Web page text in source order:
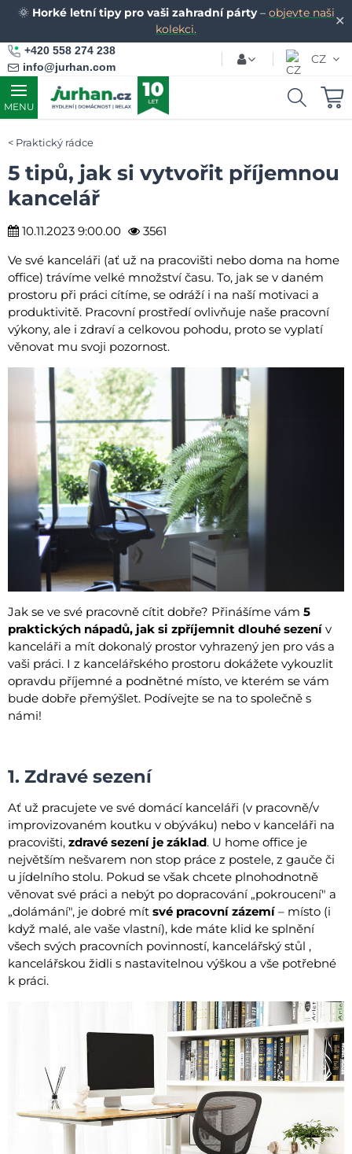
✕
🌞 Horké letní tipy pro vaši zahradní párty– objevte naši
kolekci.
+420 558 274 238
info@jurhan.com
CZ
MENU
Praktický rádce
5 tipů, jak si vytvořit příjemnou
kancelář
10.11.2023 9:00.00
3561
Ve své kanceláři (ať už na pracovišti nebo doma na home
office) trávíme velké množství času. To, jak se v daném
prostoru při práci cítíme, se odráží i na naší motivaci a
produktivitě. Pracovní prostředí ovlivňuje naše pracovní
výkony, ale i zdraví a celkovou pohodu, proto se vyplatí
věnovat mu svoji pozornost.
Jak se ve své pracovně cítit dobře? Přinášíme vám 5
praktických nápadů, jak si zpříjemnit dlouhé sezení v
kanceláři a mít dokonalý prostor vyhrazený jen pro vás a
vaši práci. I z kancelářského prostoru dokážete vykouzlit
opravdu příjemné a podnětné místo, ve kterém se vám
bude dobře přemýšlet. Podívejte se na to společně s
námi!
1. Zdravé sezení
Ať už pracujete ve své domácí kanceláři (v pracovně/v
improvizovaném koutku v obýváku) nebo v kanceláři na
pracovišti, zdravé sezení je základ. U home office je
největším nešvarem non stop práce z postele, z gauče či
u jídelního stolu. Pokud se však chcete plnohodnotně
věnovat své práci a nebýt po dopracování „pokroucení" a
„dolámání", je dobré mít své pracovní zázemí – místo (i
když malé, ale vaše vlastní), kde máte klid ke splnění
všech svých pracovních povinností, kancelářský stůl ,
kancelářskou židli s nastavitelnou výškou a vše potřebné
k práci.